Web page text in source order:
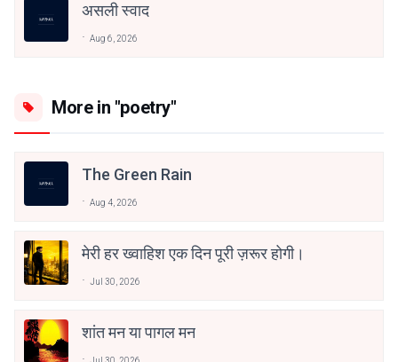
असली स्वाद
Aug 6, 2026
More in "poetry"
The Green Rain
Aug 4, 2026
मेरी हर ख्वाहिश एक दिन पूरी ज़रूर होगी।
Jul 30, 2026
शांत मन या पागल मन